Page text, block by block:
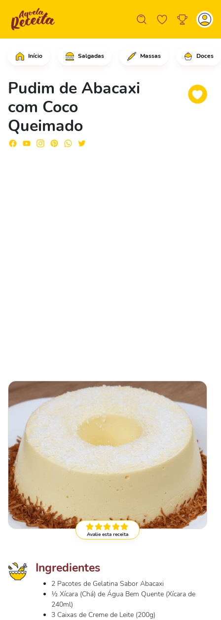
Início Salgadas Massas Doces
Pudim de Abacaxi
com Coco
Queimado
Em uma tigela, coloque os
Avalie esta receita
Ingredientes
2 Pacotes de Gelatina Sabor Abacaxi
½ Xícara (Chá) de Água Bem Quente (Xícara de
240ml)
3 Caixas de Creme de Leite (200g)